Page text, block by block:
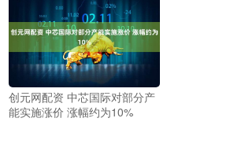
创元网配资 中芯国际对部分产
能实施涨价 涨幅约为10%